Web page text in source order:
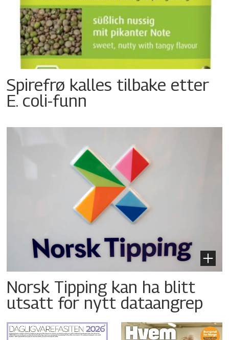
Spirefrø kalles tilbake etter
E. coli-funn
Norsk Tipping kan ha blitt
utsatt for nytt dataangrep